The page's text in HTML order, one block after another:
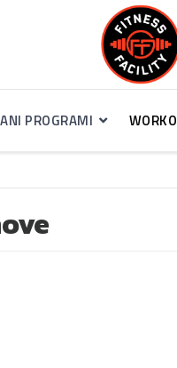
PROGRAMI